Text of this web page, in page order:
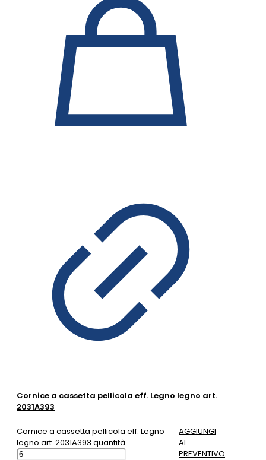
Cornice a cassetta pellicola eff. Legno legno art.
2031A393
Cornice a cassetta pellicola eff. Legno
legno art. 2031A393 quantità
AGGIUNGI
AL
PREVENTIVO